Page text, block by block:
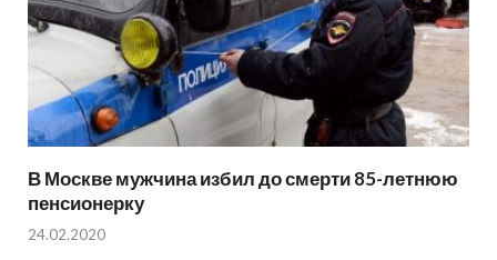
В Москве мужчина избил до смерти 85-летнюю
пенсионерку
24.02.2020